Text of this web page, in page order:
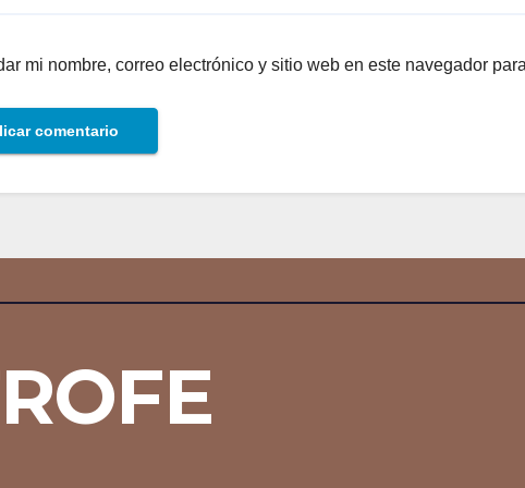
mi nombre, correo electrónico y sitio web en este navegador